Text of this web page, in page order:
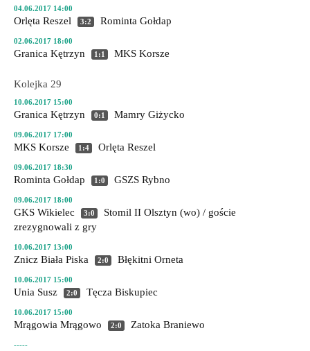
04.06.2017 14:00
Orlęta Reszel 3:2 Rominta Gołdap
02.06.2017 18:00
Granica Kętrzyn 1:1 MKS Korsze
Kolejka 29
10.06.2017 15:00
Granica Kętrzyn 0:1 Mamry Giżycko
09.06.2017 17:00
MKS Korsze 1:4 Orlęta Reszel
09.06.2017 18:30
Rominta Gołdap 1:0 GSZS Rybno
09.06.2017 18:00
GKS Wikielec 3:0 Stomil II Olsztyn (wo) / goście
zrezygnowali z gry
10.06.2017 13:00
Znicz Biała Piska 2:0 Błękitni Orneta
10.06.2017 15:00
Unia Susz 2:0 Tęcza Biskupiec
10.06.2017 15:00
Mrągowia Mrągowo 2:0 Zatoka Braniewo
-----